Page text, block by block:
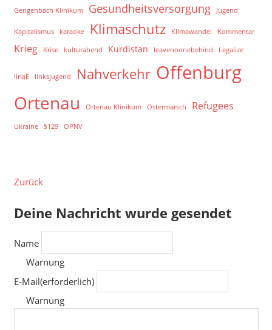
Gengenbach Klinikum Gesundheitsversorgung Jugend
Kapitalismus karaoke Klimaschutz Klimawandel Kommentar
Krieg Krise kulturabend Kurdistan leavenoonebehind Legalize
linaE linksjugend Nahverkehr Offenburg
Ortenau Ortenau Klinikum Ostermarsch Refugees
Ukraine §129 ÖPNV
Zurück
Deine Nachricht wurde gesendet
Name
Warnung
E-Mail(erforderlich)
Warnung